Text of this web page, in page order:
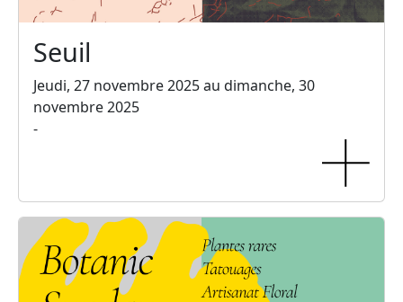
Seuil
Jeudi, 27 novembre 2025 au dimanche, 30
novembre 2025
-